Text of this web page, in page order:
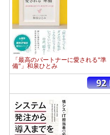
「最高のパートナーに愛される"準
備"」和泉ひとみ